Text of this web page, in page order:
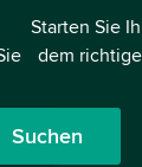
Starten Sie
dem
Suchen